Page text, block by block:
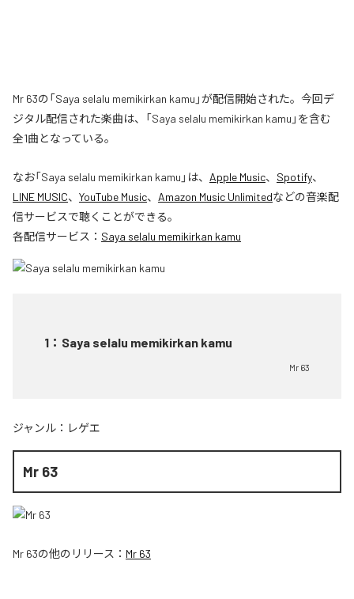
Mr 63の「Saya selalu memikirkan kamu」が配信開始された。今回デ
ジタル配信された楽曲は、「Saya selalu memikirkan kamu」を含む
全1曲となっている。
なお「Saya selalu memikirkan kamu 」は、 Apple Music、 Spotify、
LINE MUSIC、 YouTube Music、 Amazon Music Unlimitedなどの音楽配
信サービスで聴くことができる。
各配信サービス： Saya selalu memikirkan kamu
1 ： Saya selalu memikirkan kamu
Mr 63
ジャンル： レゲエ
Mr 63
Mr 63の他のリリース： Mr 63